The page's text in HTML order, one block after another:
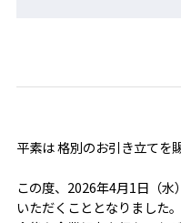
平素は 格別のお引き立てを
この度、2026年4月1日（
いただくこととなりました。